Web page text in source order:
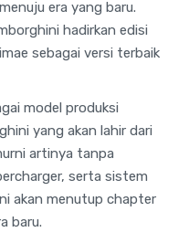
era yang baru.
hadirkan edisi
sebagai versi terbaik
model produksi
yang akan lahir dari
artinya tanpa
serta sistem
akan menutup chapter
baru.